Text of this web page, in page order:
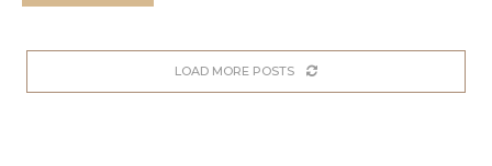
LOAD MORE POSTS